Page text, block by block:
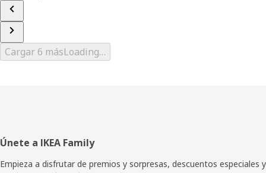
Cargar 6 másLoading…
Pie
de
Únete a IKEA Family
Empieza a disfrutar de premios y sorpresas, descuentos especiales y